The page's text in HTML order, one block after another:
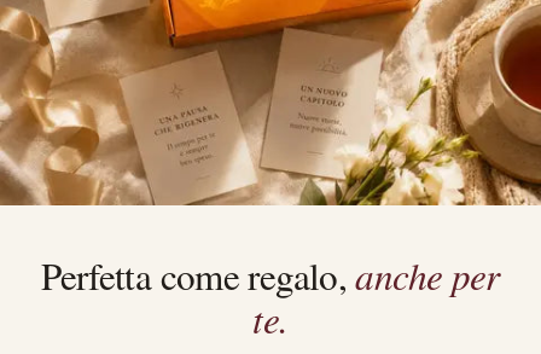
Perfetta come regalo, anche per
te.